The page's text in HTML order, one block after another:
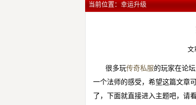
当前位置： 幸运升级
文
很多玩传奇私服的玩家在论
一个法师的感受，希望这篇文章
了，下面就直接进入主题吧，请